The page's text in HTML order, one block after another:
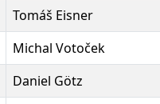
Tomáš Eisner
Michal Votoček
Daniel Götz